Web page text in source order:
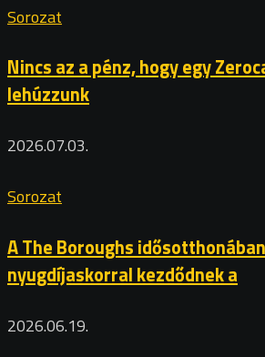
Sorozat
Nincs az a pénz, hogy egy
lehúzzunk
2026.07.03.
Sorozat
A The Boroughs
nyugdíjaskorral kezdődnek a
2026.06.19.